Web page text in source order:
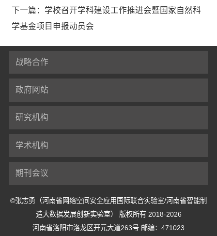
下一篇：学校召开学科建设工作推进会暨国家自然科
学基金项目申报动员会
战略合作
政府网站
研究机构
学术机构
期刊会议
©张志勇（河南省网络空间安全应用国际联合实验室/河南省智能制
造大数据发展创新实验室） 版权所有 2018-2026
河南省洛阳市洛龙区开元大道263号 邮编：471023